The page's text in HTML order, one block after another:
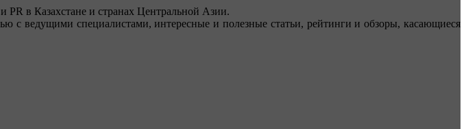
в Казахстане и странах Центральной Азии.
с ведущими специалистами, интересные и полезные статьи, рейтинги и обзоры, касающиеся